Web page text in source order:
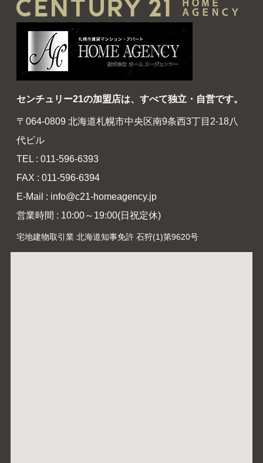
センチュリー21の加盟店は、すべて独立・自営です。
〒064-0809 北海道札幌市中央区南9条西3丁目2-18八
代ビル
TEL : 011-596-6393
FAX : 011-596-6394
E-Mail : info@c21-homeagency.jp
営業時間 : 10:00～19:00(日祝定休)
宅地建物取引業 北海道知事免許 石狩(1)第9620号